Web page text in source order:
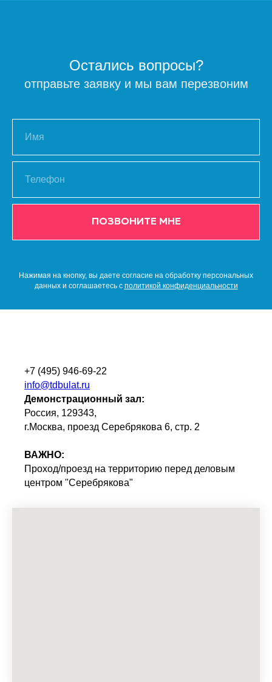
Остались вопросы?
отправьте заявку и мы вам перезвоним
ПОЗВОНИТЕ МНЕ
Нажимая на кнопку, вы даете согласие на обработку персональных
данных и соглашаетесь c политикой конфиденциальности
+7 (495) 946-69-22
info@tdbulat.ru
Демонстрационный зал:
Россия, 129343,
г.Москва, проезд Серебрякова 6, стр. 2
ВАЖНО:
Проход/проезд на территорию перед деловым
центром "Серебрякова"